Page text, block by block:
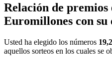
Relación de premios
Euromillones con su
Usted ha elegido los números
aquellos sorteos en los cuales se